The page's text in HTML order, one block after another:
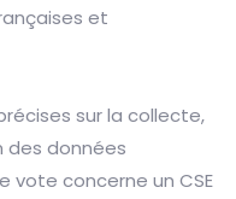
et
sur la collecte,
données
vote concerne un CSE